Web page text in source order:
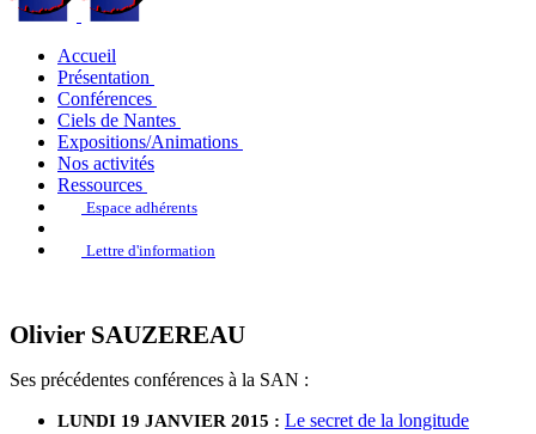
Accueil
Présentation
Conférences
Ciels de Nantes
Expositions/Animations
Nos activités
Ressources
Espace adhérents
Lettre d'information
Olivier SAUZEREAU
Ses précédentes conférences à la SAN :
LUNDI 19 JANVIER 2015 : Le secret de la longitude